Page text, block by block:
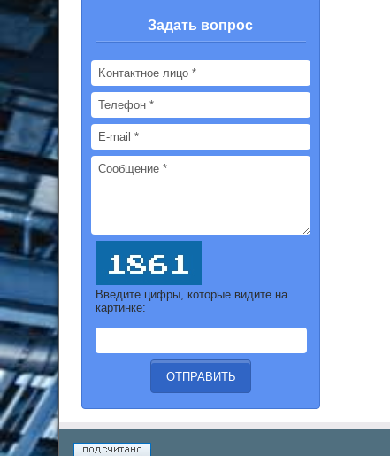
Задать вопрос
Введите цифры, которые видите на
картинке: